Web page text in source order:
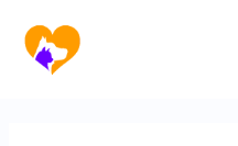
para
conteúdo